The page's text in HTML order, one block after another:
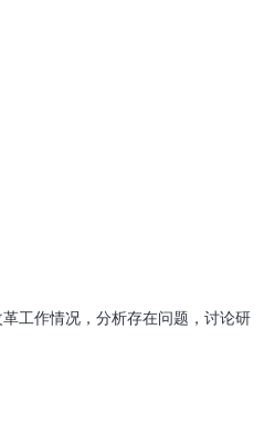
工作情况，分析存在问题，讨论研